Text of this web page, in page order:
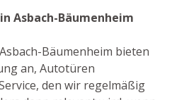
Asbach-Bäumenheim
Bäumenheim bieten
an, Autotüren
den wir regelmäßig